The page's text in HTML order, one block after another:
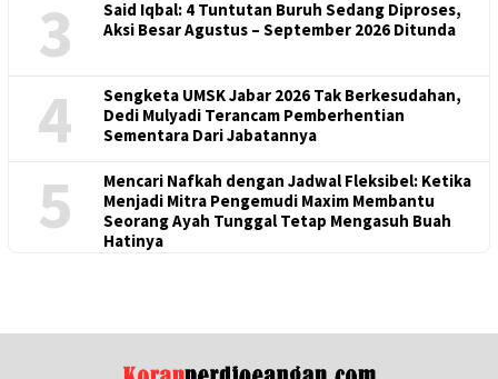
3
Said Iqbal: 4 Tuntutan Buruh Sedang Diproses,
Aksi Besar Agustus – September 2026 Ditunda
4
Sengketa UMSK Jabar 2026 Tak Berkesudahan,
Dedi Mulyadi Terancam Pemberhentian
Sementara Dari Jabatannya
5
Mencari Nafkah dengan Jadwal Fleksibel: Ketika
Menjadi Mitra Pengemudi Maxim Membantu
Seorang Ayah Tunggal Tetap Mengasuh Buah
Hatinya